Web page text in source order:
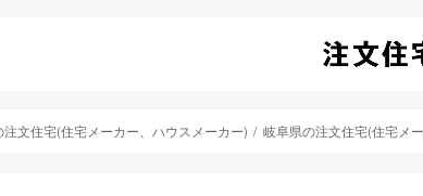
注文住宅(住宅メーカー、ハウスメーカー) 岐阜県の注文住宅(住宅メ